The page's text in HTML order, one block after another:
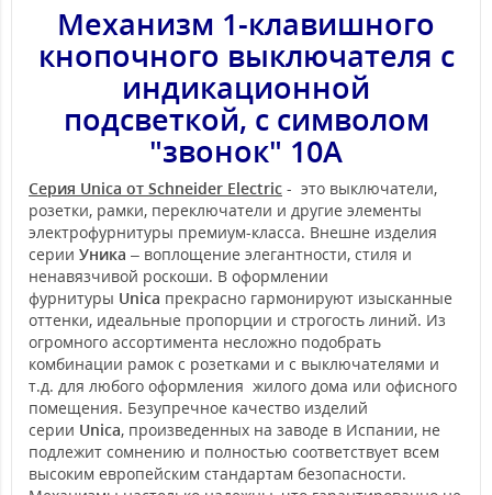
Механизм 1-клавишного
кнопочного выключателя с
индикационной
подсветкой, с символом
"звонок" 10А
Серия Unica от Schneider Electric - это выключатели,
розетки, рамки, переключатели и другие элементы
электрофурнитуры премиум-класса. Внешне изделия
серии Уника – воплощение элегантности, стиля и
ненавязчивой роскоши. В оформлении
фурнитуры Unica прекрасно гармонируют изысканные
оттенки, идеальные пропорции и строгость линий. Из
огромного ассортимента несложно подобрать
комбинации рамок с розетками и с выключателями и
т.д. для любого оформления жилого дома или офисного
помещения. Безупречное качество изделий
серии Unica, произведенных на заводе в Испании, не
подлежит сомнению и полностью соответствует всем
высоким европейским стандартам безопасности.